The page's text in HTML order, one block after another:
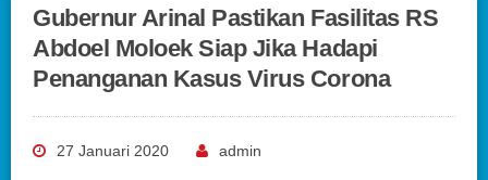
Gubernur Arinal Pastikan Fasilitas RS
Abdoel Moloek Siap Jika Hadapi
Penanganan Kasus Virus Corona
27 Januari 2020 admin